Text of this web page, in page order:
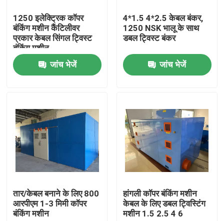
हमारे बारे में
कारखाने का दौरा
हमसे संपर्क करें
एक उद्धरण का अनुरोध करें
वायर एक्सट्रूडर मशीन
1250 इलेक्ट्रिक कॉपर
बंकिंग मशीन कैंटिलीवर
प्रकार केबल सिंगल ट्विस्ट
बंकिंग मशीन
जांच भेजें
4*1.5 4*2.5 केबल बंकर,
1250 NSK भालू के साथ
डबल ट्विस्ट बंकर
जांच भेजें
तार/केबल बनाने के लिए 800
आरपीएम 1-3 मिमी कॉपर
बंकिंग मशीन
हांगली कॉपर बंकिंग मशीन
केबल के लिए डबल ट्विस्टिंग
मशीन 1.5 2.5 4 6